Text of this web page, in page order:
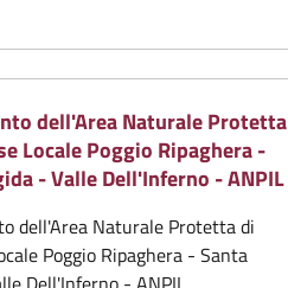
dell'Area Naturale Protetta
Locale Poggio Ripaghera -
- Valle Dell'Inferno - ANPIL
dell'Area Naturale Protetta di
Poggio Ripaghera - Santa